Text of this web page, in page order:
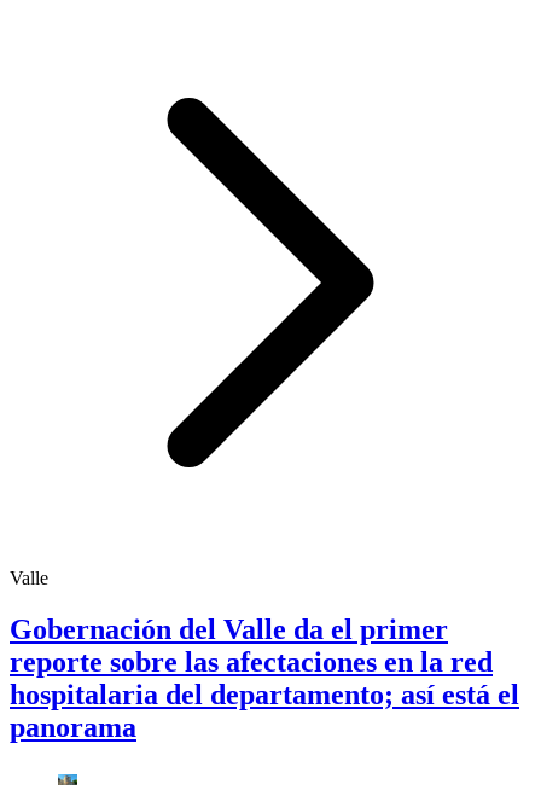
Valle
Gobernación del Valle da el primer
reporte sobre las afectaciones en la red
hospitalaria del departamento; así está el
panorama